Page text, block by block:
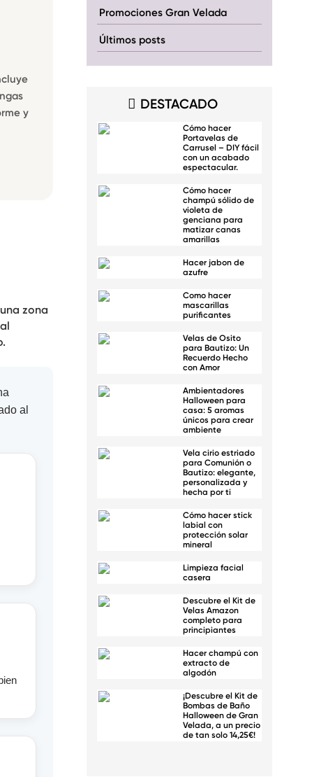
y
zona
al
Promociones Gran Velada
Últimos posts
DESTACADO
Cómo hacer
Portavelas de
Carrusel – DIY fácil
con un acabado
espectacular.
Cómo hacer
champú sólido de
violeta de
genciana para
matizar canas
amarillas
Hacer jabon de
azufre
Como hacer
mascarillas
purificantes
Velas de Osito
para Bautizo: Un
Recuerdo Hecho
con Amor
Ambientadores
Halloween para
casa: 5 aromas
únicos para crear
ambiente
Vela cirio estriado
para Comunión o
Bautizo: elegante,
personalizada y
hecha por ti
Cómo hacer stick
labial con
protección solar
mineral
Limpieza facial
casera
Descubre el Kit de
Velas Amazon
completo para
principiantes
Hacer champú con
extracto de
algodón
¡Descubre el Kit de
Bombas de Baño
Halloween de Gran
Velada, a un precio
de tan solo 14,25€!